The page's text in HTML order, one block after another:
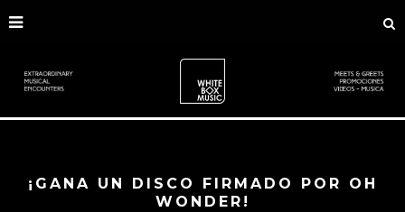
¡GANA UN DISCO FIRMADO POR OH
WONDER!